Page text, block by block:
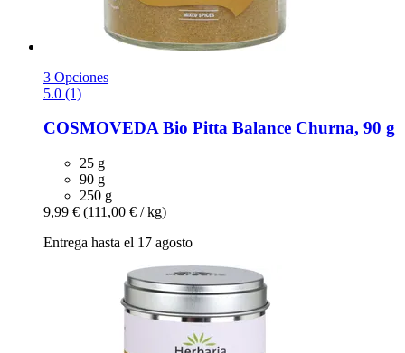
3 Opciones
5.0 (1)
COSMOVEDABio Pitta Balance Churna, 90 g
25 g
90 g
250 g
9,99 € (111,00 € / kg)
Entrega hasta el 17 agosto